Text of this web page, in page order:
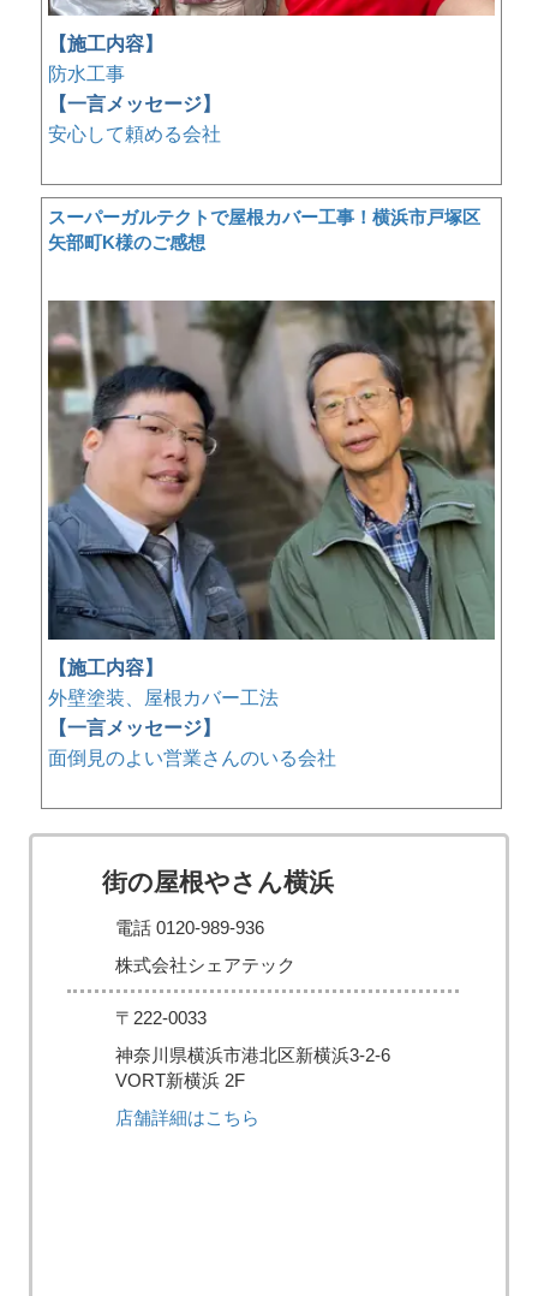
【施工内容】
防水工事
【一言メッセージ】
安心して頼める会社
スーパーガルテクトで屋根カバー工事！横浜市戸塚区
矢部町K様のご感想
【施工内容】
外壁塗装、屋根カバー工法
【一言メッセージ】
面倒見のよい営業さんのいる会社
街の屋根やさん横浜
電話 0120-989-936
株式会社シェアテック
〒222-0033
神奈川県横浜市港北区新横浜3-2-6
VORT新横浜 2F
店舗詳細はこちら